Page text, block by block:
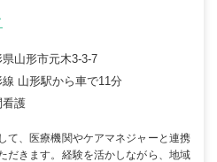
県山形市元木3-3-7
線 山形駅から車で11分
看護
て、医療機関やケアマネジャーと連携
だきます。経験を活かしながら、地域